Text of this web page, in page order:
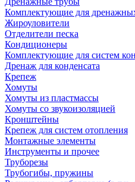
Комплектующие для
Жироуловители
Отделители песка
Кондиционеры
Комплектующие для систем
Дренаж для конденсата
Крепеж
Хомуты
Хомуты из пластмассы
Хомуты со звукоизоляцией
Кронштейны
Крепеж для систем отопления
Монтажные элементы
Инструменты и прочее
Труборезы
Трубогибы, пружины